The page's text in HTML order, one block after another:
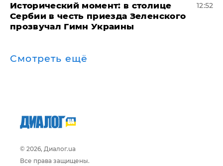
Исторический момент: в столице
Сербии в честь приезда Зеленского
прозвучал Гимн Украины
12:52
Смотреть ещё
© 2026, Диалог.ua
Все права защищены.